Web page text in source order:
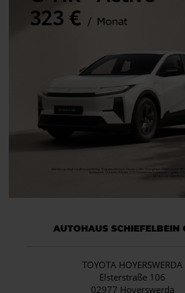
AUTOHAUS SCHIEFELBEIN
TOYOTA HOYERSWERDA
Elsterstraße 106
02977 Hoyerswerda